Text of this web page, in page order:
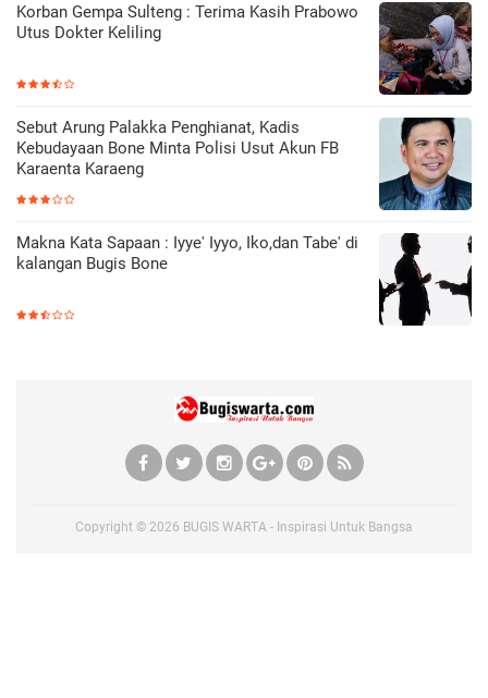
Korban Gempa Sulteng : Terima Kasih Prabowo
Utus Dokter Keliling
Sebut Arung Palakka Penghianat, Kadis
Kebudayaan Bone Minta Polisi Usut Akun FB
Karaenta Karaeng
Makna Kata Sapaan : Iyye' Iyyo, Iko,dan Tabe' di
kalangan Bugis Bone
Copyright © 2026 BUGIS WARTA - Inspirasi Untuk Bangsa